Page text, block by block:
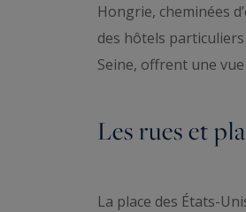
Hongrie, cheminées
des hôtels
Seine, offrent une
Les rues et
La place des États-